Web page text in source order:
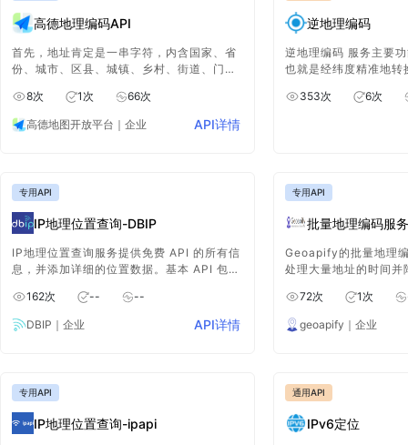
高德地理编码API
首先，地址肯定是一串字符，内含国家、省
份、城市、区县、城镇、乡村、街道、门牌
区域名称到小区域名称组合在一起的字符。
一个有效的地址应该是独一无二的。
8次 1 次 66次
高德地图开放平台 ｜企业 API详情
逆地理编码
逆地理编码 服务主要
也就是经纬度精准地转
的分布情况等，能够
353次 6次
专用API
IP地理位置查询-DBIP
IP地理位置查询服务提供免费 API 的所有信
息，并添加详细的位置数据。基本 API 包括
例如 GPS 坐标、地区、邮政编码、时区和
唯一地点标识符。
162次 -- --
DBIP ｜企业 API详情
专用API
批量地理编码服
Geoapify的批量地理
处理大量地址的时间并
纬度坐标。
72次 1 次
geoapify ｜企业
专用API
IP地理位置查询-ipapi
通用API
IPv6定位